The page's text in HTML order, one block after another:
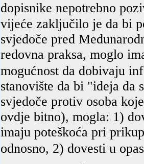
dopisnike nepotrebno
vijeće zaključilo je da bi
svjedoče pred
redovna praksa, moglo
mogućnost da dobivaju
stanovište da bi "ideja da
svjedoče protiv osoba
ovdje bitno), mogla: 1)
imaju poteškoća pri
odnosno, 2) dovesti u